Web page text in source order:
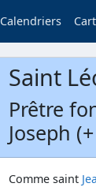
Calendriers
Saint
Prêtre
Joseph
Comme saint